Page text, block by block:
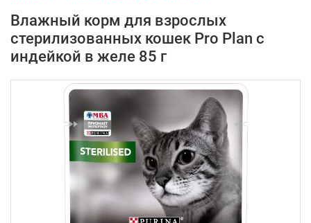
Влажный корм для взрослых
стерилизованных кошек Pro Plan с
индейкой в желе 85 г